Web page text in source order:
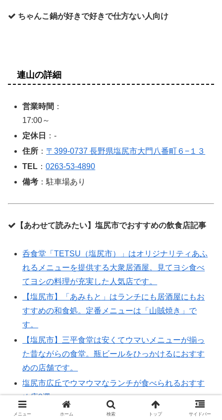
ちゃんこ鍋が好きで好きで仕方ない人向け
連山の詳細
営業時間 ：
17:00～
定休日
：-
住所 ： 〒399-0737 長野県塩尻市大門八番町６−１３
TEL ：0263-53-4890
備考 ：駐車場あり
【あわせて読みたい】塩尻市でおすすめの飲食店記事
呑食堂「TETSU（塩尻市）」はオリジナリティあふ
れるメニューを提供する大衆居酒屋。見てヨシ食べ
てヨシの料理が充実した人気店です。
【塩尻市】「あみもと」はランチにも居酒屋にもお
すすめの和食処。定番メニューは「山賊焼き」で
す。
【塩尻市】三平食堂は安くてウマいメニューが揃っ
た昔ながらの食堂。瓶ビールをひっかけるにおすす
めの店舗です。
塩尻市広丘でウマウマなランチが食べられるおすす
め店8選
【塩尻市】地元住民から愛される食堂『グルメ』で
メニュー ホーム 検索 トップ サイドバー